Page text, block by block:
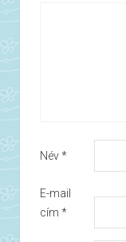
Név*
E-mail
cím *